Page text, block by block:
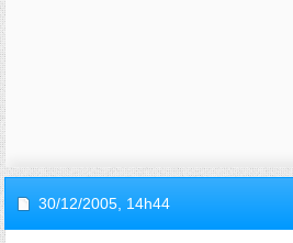
30/12/2005, 14h44